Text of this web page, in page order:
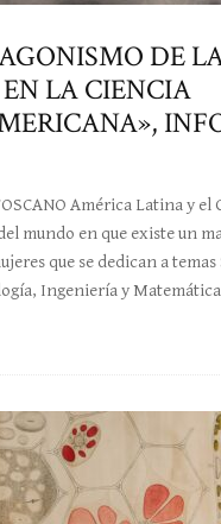
DE
LA CIENCIA
América Latina y el
mundo en que existe un
que se dedican a temas
Ingeniería y